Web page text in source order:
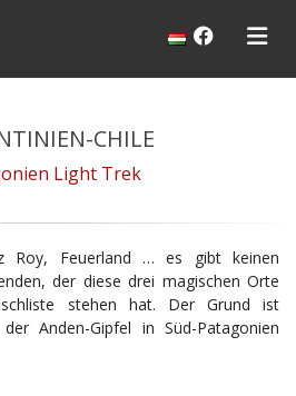
CHILE
Light Trek
Roy, Feuerland … es gibt keinen
der diese drei magischen Orte
stehen hat. Der Grund ist
Anden-Gipfel in Süd-Patagonien